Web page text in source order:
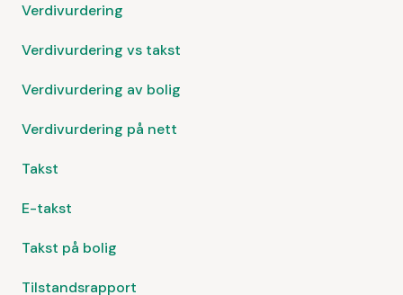
Verdivurdering
Verdivurdering vs takst
Verdivurdering av bolig
Verdivurdering på nett
Takst
E-takst
Takst på bolig
Tilstandsrapport